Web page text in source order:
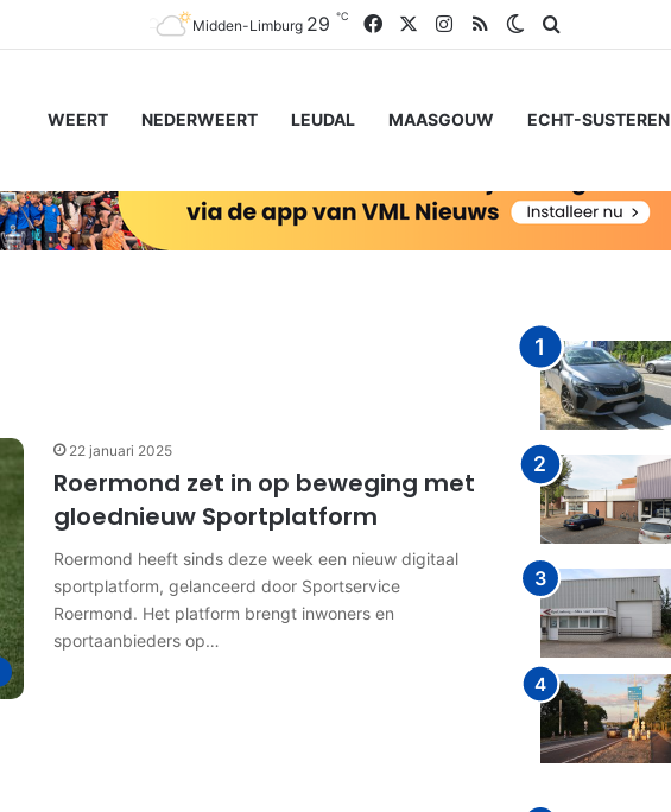
Midden-Limburg 29 ℃ FacebookInstagram
RSS Switch skin
WEERT NEDERWEERT LEUDAL MAASGOUW ECHT-SUSTEREN
22 januari 2025
Roermond zet in op beweging met
gloednieuw Sportplatform
Roermond heeft sinds deze week een nieuw digitaal
sportplatform, gelanceerd door Sportservice
Roermond. Het platform brengt inwoners en
sportaanbieders op…